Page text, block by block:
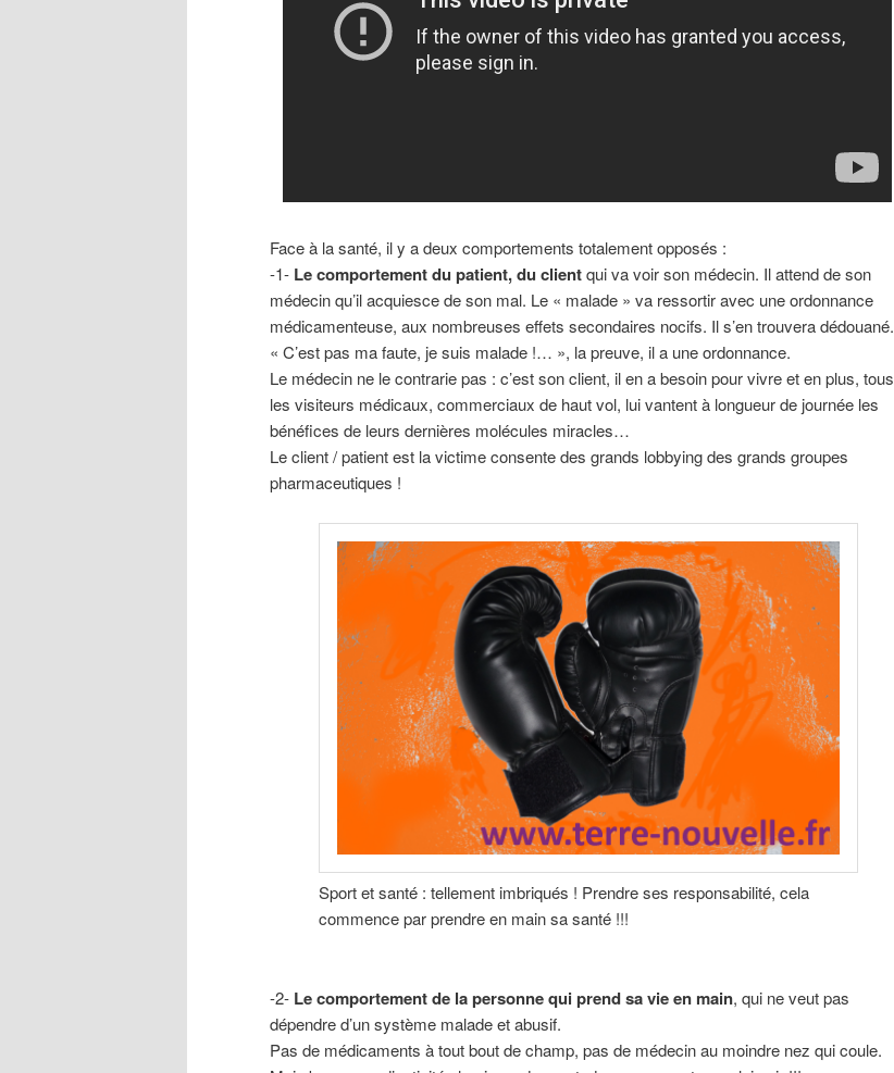
Face à la santé, il y a deux comportements totalement opposés :
-1- Le comportement du patient, du clientqui va voir son médecin. Il attend de son
médecin qu’il acquiesce de son mal. Le « malade » va ressortir avec une ordonnance
médicamenteuse, aux nombreuses effets secondaires nocifs. Il s’en trouvera dédouané.
« C’est pas ma faute, je suis malade !… », la preuve, il a une ordonnance.
Le médecin ne le contrarie pas : c’est son client, il en a besoin pour vivre et en plus, tous
les visiteurs médicaux, commerciaux de haut vol, lui vantent à longueur de journée les
bénéfices de leurs dernières molécules miracles…
Le client / patient est la victime consente des grands lobbying des grands groupes
pharmaceutiques !
Sport et santé : tellement imbriqués ! Prendre ses responsabilité, cela
commence par prendre en main sa santé !!!
-2- Le comportement de la personne qui prend sa vie en main, qui ne veut pas
dépendre d’un système malade et abusif.
Pas de médicaments à tout bout de champ, pas de médecin au moindre nez qui coule.